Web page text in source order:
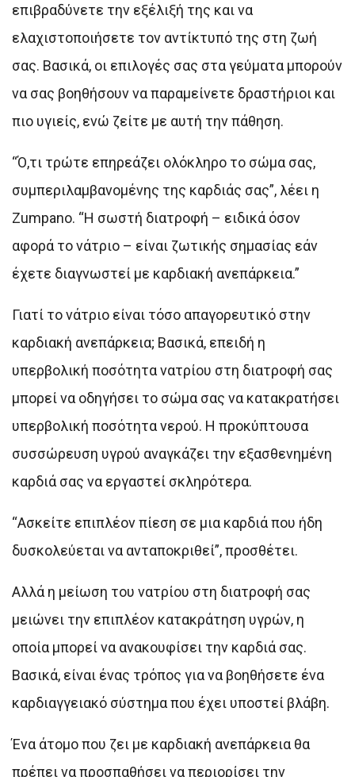
επιβραδύνετε την εξέλιξή της και να
ελαχιστοποιήσετε τον αντίκτυπό της στη ζωή
σας. Βασικά, οι επιλογές σας στα γεύματα μπορούν
να σας βοηθήσουν να παραμείνετε δραστήριοι και
πιο υγιείς, ενώ ζείτε με αυτή την πάθηση.
“Ό,τι τρώτε επηρεάζει ολόκληρο το σώμα σας,
συμπεριλαμβανομένης της καρδιάς σας”, λέει η
Zumpano. “Η σωστή διατροφή – ειδικά όσον
αφορά το νάτριο – είναι ζωτικής σημασίας εάν
έχετε διαγνωστεί με καρδιακή ανεπάρκεια.”
Γιατί το νάτριο είναι τόσο απαγορευτικό στην
καρδιακή ανεπάρκεια; Βασικά, επειδή η
υπερβολική ποσότητα νατρίου στη διατροφή σας
μπορεί να οδηγήσει το σώμα σας να κατακρατήσει
υπερβολική ποσότητα νερού. Η προκύπτουσα
συσσώρευση υγρού αναγκάζει την εξασθενημένη
καρδιά σας να εργαστεί σκληρότερα.
“Ασκείτε επιπλέον πίεση σε μια καρδιά που ήδη
δυσκολεύεται να ανταποκριθεί”, προσθέτει.
Αλλά η μείωση του νατρίου στη διατροφή σας
μειώνει την επιπλέον κατακράτηση υγρών, η
οποία μπορεί να ανακουφίσει την καρδιά σας.
Βασικά, είναι ένας τρόπος για να βοηθήσετε ένα
καρδιαγγειακό σύστημα που έχει υποστεί βλάβη.
Ένα άτομο που ζει με καρδιακή ανεπάρκεια θα
πρέπει να προσπαθήσει να περιορίσει την